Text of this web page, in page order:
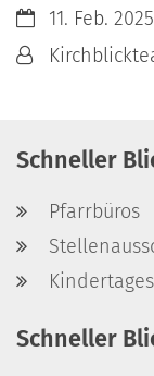
Datum:11. Feb. 2025
Von:
Schneller
Pfarrbüros
Schneller